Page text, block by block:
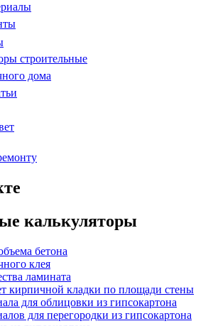
строительные
дома
калькуляторы
бетона
клея
ламината
кирпичной кладки по площади стены
для облицовки из гипсокартона
для перегородки из гипсокартона